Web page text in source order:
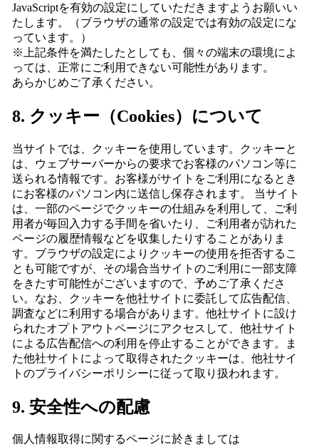
JavaScriptを有効の設定にしていただきますようお願いい
たします。（ブラウザの通常の設定では有効の設定にな
っています。）
※上記条件を満たしたとしても、個々の端末の環境によ
っては、正常にご利用できない可能性があります。
あらかじめご了承ください。
8. クッキー（Cookies）について
当サイトでは、クッキーを使用しています。クッキーと
は、ウェブサーバーからの要求でお客様のパソコン等に
送られる情報です。お客様がサイトをご利用になるとき
にお客様のパソコン内に送信し保存されます。 当サイト
は、一部のページでクッキーの仕組みを利用して、ご利
用者が毎回入力する手間を省いたり、ご利用者が訪れた
ページの履歴情報などを収集したりすることがありま
す。ブラウザの設定によりクッキーの使用を拒否するこ
とも可能ですが、その場合当サイトのご利用に一部支障
をきたす可能性がございますので、予めご了承くださ
い。なお、クッキーを他社サイトに委託して広告配信、
調査などに利用する場合があります。他社サイトに設け
られたオプトアウトページにアクセスして、他社サイト
による広告配信への利用を停止することができます。ま
た他社サイトによって取得されたクッキーは、他社サイ
トのプライバシーポリシーに従って取り扱われます。
9. 安全性への配慮
個人情報取得に関するページに於きましては